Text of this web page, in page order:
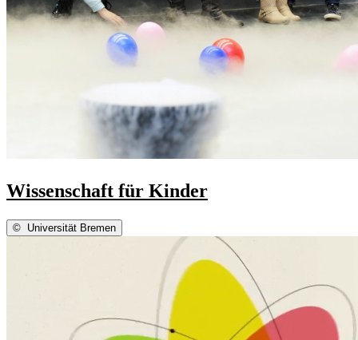
Wissenschaft für Kinder
© Universität Bremen